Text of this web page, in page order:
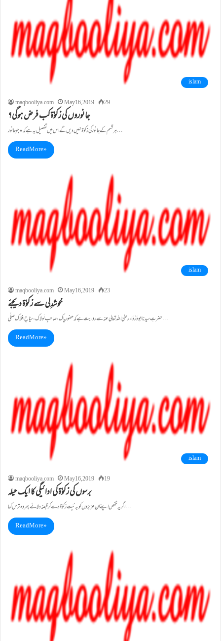
islam
maqbooliya.com
May 16, 2019 29
جانوروں کی زکوٰۃکب فرض ہوگی؟
ہر قسم کے جانور کی زکوٰۃ نہیں دیں گے اس میں تفصیل یہ ہے کہ ٭ جو جانور…
Read More »
islam
maqbooliya.com
May 16, 2019 23
خوشدِلی سے زکوٰۃ دیجئے
حضرتِ سیدنا ابودَرْدَاء رضی اللہ تعالی عنہ سے روایت ہے کہ حضورِ پاک، صاحبِ لَولاک، سیّاحِ افلاک صلَّی…
Read More »
islam
maqbooliya.com
May 16, 2019 19
برسوں کی زکوٰۃ کی ادائیگی کا ایک حیلہ
اگر یہ شخص اپنے ان عزیزوں کو بہ نیّتِ زکوٰۃ دے کر قبضہ دلائے پھر وہ ترس کھا…
Read More »